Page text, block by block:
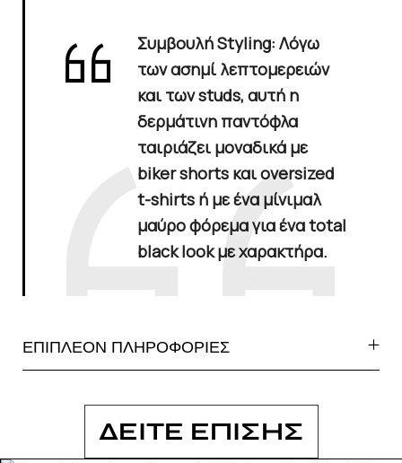
Συμβουλή Styling: Λόγω
των ασημί λεπτομερειών
και των studs, αυτή η
δερμάτινη παντόφλα
ταιριάζει μοναδικά με
biker shorts και oversized
t-shirts ή με ένα μίνιμαλ
μαύρο φόρεμα για ένα total
black look με χαρακτήρα.
ΕΠΙΠΛΕΟΝ ΠΛΗΡΟΦΟΡΙΕΣ
ΔΕΙΤΕ ΕΠΙΣΗΣ